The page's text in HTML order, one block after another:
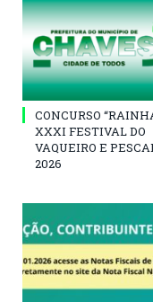
CONCURSO
XXXI FESTIVAL DO
VAQUEIRO E
2026